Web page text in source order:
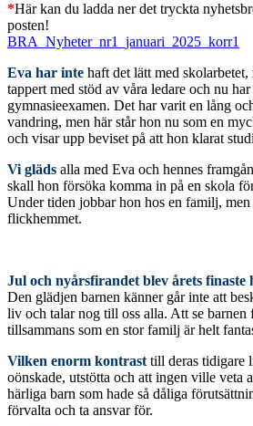
*Här kan du ladda ner det tryckta
posten!
BRA_Nyheter_nr1_januari_2025_korr1
Eva har inte haft det lätt med
tappert med stöd av våra ledare och nu
gymnasieexamen. Det har varit en lång
vandring, men här står hon nu som en
och visar upp beviset på att hon klarat
Vi gläds alla med Eva och hennes
skall hon försöka komma in på en skola
Under tiden jobbar hon hos en familj,
flickhemmet.
Jul och nyårsfirandet blev årets finaste
Den glädjen barnen känner går inte att
liv och talar nog till oss alla. Att se
tillsammans som en stor familj är helt
Vilken enorm kontrast till deras tidigare
oönskade, utstötta och att ingen ville veta
härliga barn som hade så dåliga
förvalta och ta ansvar för.